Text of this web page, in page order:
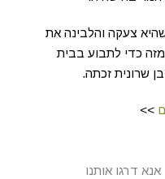
צעקה והלבינה את
מזה כדי לתבוע בבית
שרונית זכתה.
>>
אנא דרגו אותנו